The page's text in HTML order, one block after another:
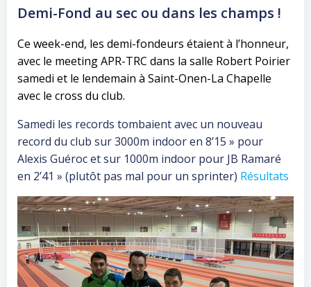
Demi-Fond au sec ou dans les champs !
Ce week-end, les demi-fondeurs étaient à l’honneur,
avec le meeting APR-TRC dans la salle Robert Poirier
samedi et le lendemain à Saint-Onen-La Chapelle
avec le cross du club.
Samedi les records tombaient avec un nouveau
record du club sur 3000m indoor en 8’15 » pour
Alexis Guéroc et sur 1000m indoor pour JB Ramaré
en 2’41 » (plutôt pas mal pour un sprinter) Résultats